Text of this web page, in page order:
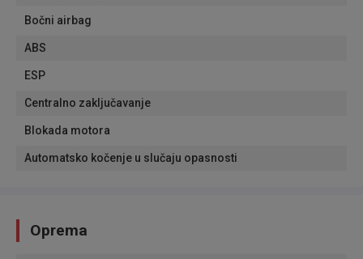
Bočni airbag
ABS
ESP
Centralno zaključavanje
Blokada motora
Automatsko kočenje u slučaju opasnosti
Oprema